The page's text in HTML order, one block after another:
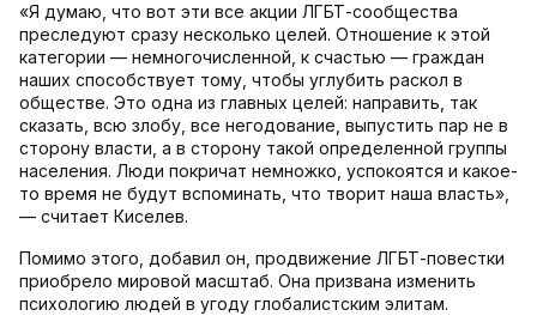
«Я думаю, что вот эти все акции ЛГБТ-сообщества
преследуют сразу несколько целей. Отношение к этой
категории — немногочисленной, к счастью — граждан
наших способствует тому, чтобы углубить раскол в
обществе. Это одна из главных целей: направить, так
сказать, всю злобу, все негодование, выпустить пар не в
сторону власти, а в сторону такой определенной группы
населения. Люди покричат немножко, успокоятся и какое-
то время не будут вспоминать, что творит наша власть»,
— считает Киселев.
Помимо этого, добавил он, продвижение ЛГБТ-повестки
приобрело мировой масштаб. Она призвана изменить
психологию людей в угоду глобалистским элитам.